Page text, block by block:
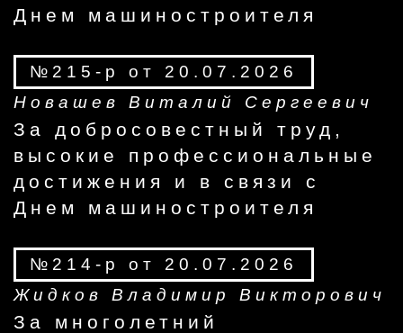
Днем машиностроителя
№215-р от 20.07.2026
Новашев Виталий Сергеевич
За добросовестный труд,
высокие профессиональные
достижения и в связи с
Днем машиностроителя
№214-р от 20.07.2026
Жидков Владимир Викторович
За многолетний